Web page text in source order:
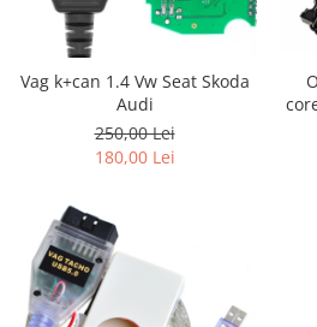
Vag k+can 1.4 Vw Seat Skoda
Audi
250,00 Lei
180,00 Lei